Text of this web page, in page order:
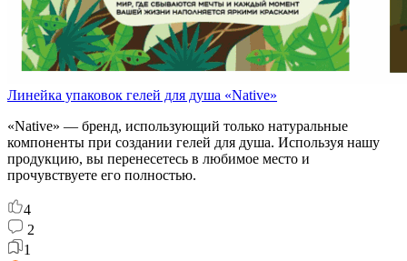
Линейка упаковок гелей для душа «Native»
«Native» — бренд, использующий только натуральные
компоненты при создании гелей для душа. Используя нашу
продукцию, вы перенесетесь в любимое место и
прочувствуете его полностью.
4
2
1